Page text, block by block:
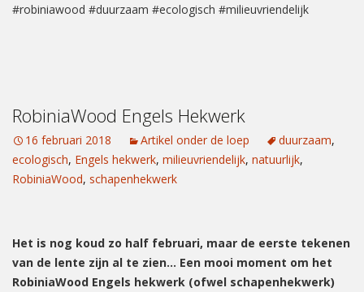
#robiniawood #duurzaam #ecologisch #milieuvriendelijk
RobiniaWood Engels Hekwerk
16 februari 2018 Artikel onder de loep duurzaam,
ecologisch, Engels hekwerk, milieuvriendelijk, natuurlijk,
RobiniaWood, schapenhekwerk
Het is nog koud zo half februari, maar de eerste tekenen
van de lente zijn al te zien… Een mooi moment om het
RobiniaWood Engels hekwerk (ofwel schapenhekwerk)